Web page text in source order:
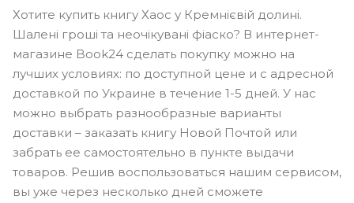
Хотите купить книгу Хаос у Кремнієвій долині.
Шалені гроші та неочікувані фіаско? В интернет-
магазине Book24 сделать покупку можно на
лучших условиях: по доступной цене и с адресной
доставкой по Украине в течение 1-5 дней. У нас
можно выбрать разнообразные варианты
доставки – заказать книгу Новой Почтой или
забрать ее самостоятельно в пункте выдачи
товаров. Решив воспользоваться нашим сервисом,
вы уже через несколько дней сможете